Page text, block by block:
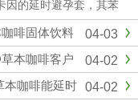
因的延时避孕套，其苯
保举浓度以及欧洲CE
态苯佐卡因在有效较低
隐患，不用担心伴侣的
...
04-03
啡固体饮料
04-02
本咖啡客户
04-02
本咖啡能延时